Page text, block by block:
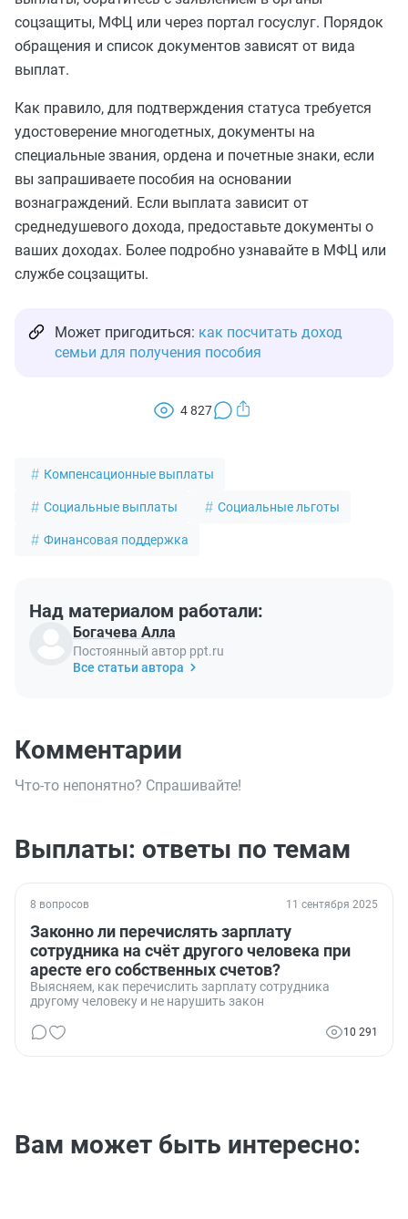
соцзащиты, МФЦ или через портал госуслуг. Порядок
обращения и список документов зависят от вида
выплат.
Как правило, для подтверждения статуса требуется
удостоверение многодетных, документы на
специальные звания, ордена и почетные знаки, если
вы запрашиваете пособия на основании
вознаграждений. Если выплата зависит от
среднедушевого дохода, предоставьте документы о
ваших доходах. Более подробно узнавайте в МФЦ или
службе соцзащиты.
Может пригодиться: как посчитать доход
семьи для получения пособия
4 827
Компенсационные выплаты
Социальные выплаты Социальные льготы
Финансовая поддержка
Над материалом работали:
Богачева Алла
Постоянный автор ppt.ru
Все статьи автора
Комментарии
Что-то непонятно? Спрашивайте!
Выплаты: ответы по темам
8 вопросов 11 сентября 2025
Законно ли перечислять зарплату
сотрудника на счёт другого человека при
аресте его собственных счетов?
Выясняем, как перечислить зарплату сотрудника
другому человеку и не нарушить закон
10 291
Вам может быть интересно: